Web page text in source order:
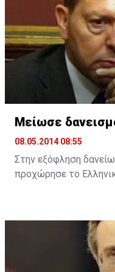
επίδοση στους
παροχή εκπαίδευσης
μαθητής είναι
ως ενημερωμένος
του εξασφάλιζαν
Μείωσε
08.05.2014 08:55
Στην εξόφληση
προχώρησε το
Στο τέλος Μαρτίου
δανείων που έχει
και το ΔΝΤ
213,152 δισ. ευρώ